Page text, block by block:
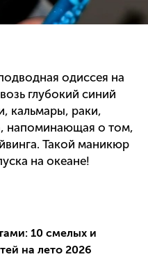
одиссея на
глубокий синий
кальмары, раки,
напоминающая о том,
Такой маникюр
на океане!
10 смелых и
на лето 2026